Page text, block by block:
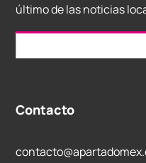
último de las noticias
Contacto